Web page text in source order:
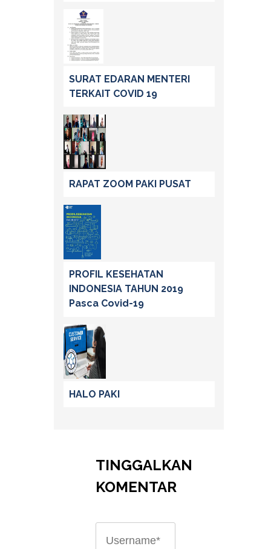
SURAT EDARAN MENTERI
TERKAIT COVID 19
RAPAT ZOOM PAKI PUSAT
PROFIL KESEHATAN
INDONESIA TAHUN 2019
Pasca Covid-19
HALO PAKI
TINGGALKAN
KOMENTAR